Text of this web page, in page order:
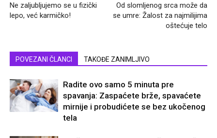
Ne zaljubljujemo se u fizički
lepo, već karmičko!
Od slomljenog srca može da
se umre: Žalost za najmilijima
oštećuje telo
POVEZANI ČLANCI TAKOĐE ZANIMLJIVO
Radite ovo samo 5 minuta pre
spavanja: Zaspaćete brže, spavaćete
mirnije i probudićete se bez ukočenog
tela